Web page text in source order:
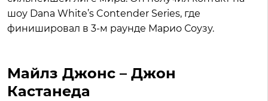
шоу Dana White’s Contender Series, где
финишировал в 3-м раунде Марио Соузу.
Майлз Джонс – Джон
Кастанеда